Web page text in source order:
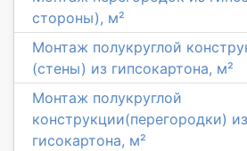
стороны), м²
Монтаж полукруглой
(стены) из гипсокартона, м²
Монтаж полукруглой
конструкции(перегородки) из
гисокартона, м²